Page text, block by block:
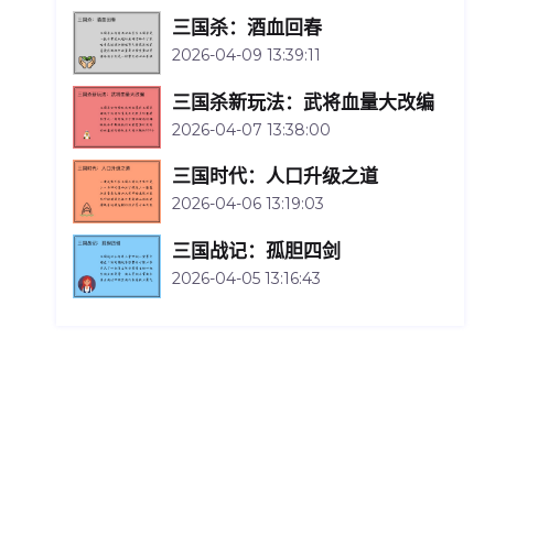
三国杀：酒血回春
2026-04-09 13:39:11
三国杀新玩法：武将血量大改编
2026-04-07 13:38:00
三国时代：人口升级之道
2026-04-06 13:19:03
三国战记：孤胆四剑
2026-04-05 13:16:43